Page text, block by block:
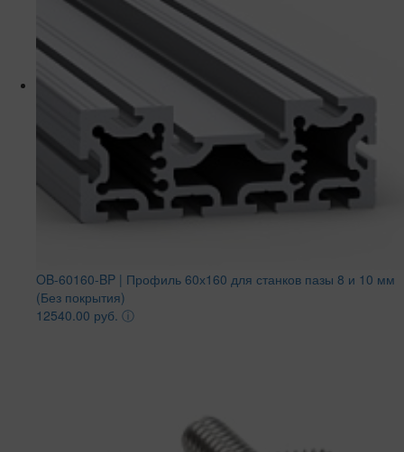
OB-60160-BP | Профиль 60х160 для станков пазы 8 и 10 мм
(Без покрытия)
12540.00 руб. ⓘ